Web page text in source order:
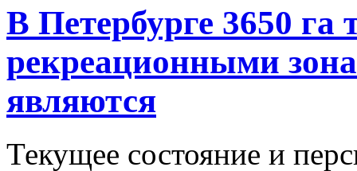
В Петербурге 3650 га
рекреационными
являются
Текущее состояние и